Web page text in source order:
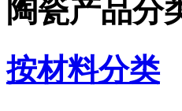
陶瓷产品分
按材料分类